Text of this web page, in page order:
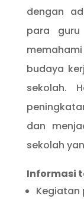
dengan
para
budaya
sekolah.
dan
sekolah
Informasi
Kegiatan